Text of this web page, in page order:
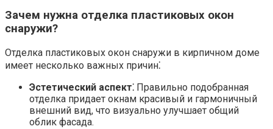
Зачем нужна отделка пластиковых окон
снаружи?​
Отделка пластиковых окон снаружи в кирпичном доме
имеет несколько важных причин⁚
Эстетический аспект⁚ Правильно подобранная
отделка придает окнам красивый и гармоничный
внешний вид, что визуально улучшает общий
облик фасада.​